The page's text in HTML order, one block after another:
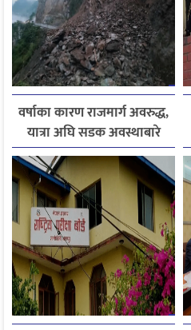
वर्षाका कारण राजमार्ग अवरुद्ध,
यात्रा अघि सडक अवस्थाबारे
जानकारी लिन आग्रह